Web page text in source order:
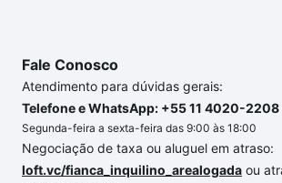
Fale Conosco
Atendimento para dúvidas gerais:
Telefone e WhatsApp: +55 11 4020-2208
Segunda-feira a sexta-feira das 9:00 às 18:00
Negociação de taxa ou aluguel em atraso:
loft.vc/fianca_inquilino_arealogada ou